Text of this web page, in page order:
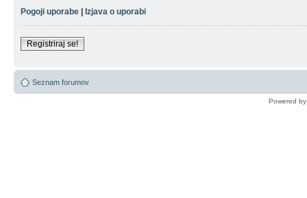
Pogoji uporabe
Izjava o uporabi
Registriraj se!
Seznam forumov
Powered